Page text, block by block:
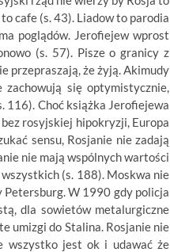
cafe (s. 43). Liadow to parodia
poglądów. Jerofiejew wprost
(s. 57). Pisze o granicy z
przepraszają, że żyją. Akimudy
się optymistycznie,
116). Choć książka Jerofiejewa
rosyjskiej hipokryzji, Europa
sensu, Rosjanie nie zadają
nie mają wspólnych wartości
(s. 188). Moskwa nie
Petersburg. W 1990 gdy policja
dla sowietów metalurgiczne
umizgi do Stalina. Rosjanie nie
wszystko jest ok i udawać że